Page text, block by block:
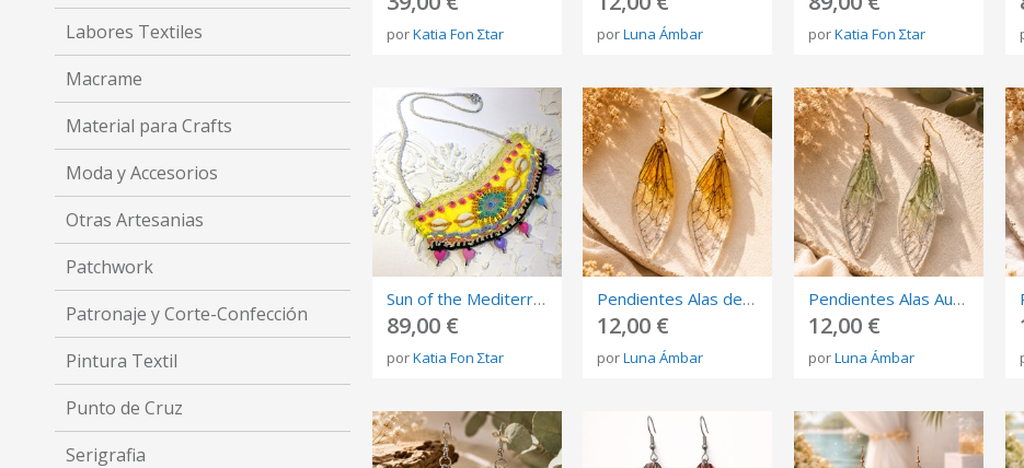
Labores Textiles
Macrame
Material para Crafts
Moda y Accesorios
Otras Artesanias
Patchwork
Patronaje y Corte-Confección
Pintura Textil
Punto de Cruz
Serigrafia
porKatia Fon Σtar porLuna Ámbar porKatia Fon Σtar
Sun of the Mediterranean – OOAK Textile Art Necklace
89,00 €
porKatia Fon Σtar
Pendientes Alas de Luz Amarilla – Resina artesanal
12,00 €
porLuna Ámbar
Pendientes Alas Aurora verde en Resina
12,00 €
porLuna Ámbar